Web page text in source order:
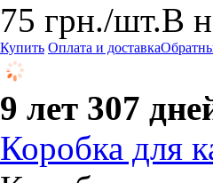
75 грн./шт.В
Купить Оплата и доставка
9 лет 307
Коробка для